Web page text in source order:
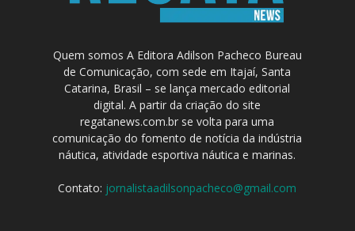
Quem somos A Editora Adilson Pacheco Bureau
de Comunicação, com sede em Itajaí, Santa
Catarina, Brasil – se lança mercado editorial
digital. A partir da criação do site
regatanews.com.br se volta para uma
comunicação do fomento de notícia da indústria
náutica, atividade esportiva náutica e marinas.
Contato: jornalistaadilsonpacheco@gmail.com